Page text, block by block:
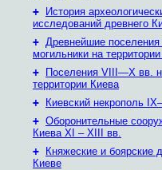
+
История
исследований древнего
+ Древнейшие поселения
могильники на
+
Поселения VIII—X вв.
территории Киева
+
Киевский некрополь
+ Оборонительные
Киева XI – XIII вв.
+
Княжеские и боярские
Киеве